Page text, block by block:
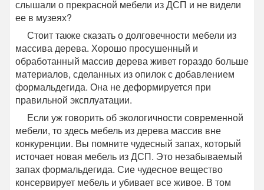
слышали о прекрасной мебели из ДСП и не видели
ее в музеях?
Стоит также сказать о долговечности мебели из
массива дерева. Хорошо просушенный и
обработанный массив дерева живет гораздо больше
материалов, сделанных из опилок с добавлением
формальдегида. Она не деформируется при
правильной эксплуатации.
Если уж говорить об экологичности современной
мебели, то здесь мебель из дерева массив вне
конкуренции. Вы помните чудесный запах, который
источает новая мебель из ДСП. Это незабываемый
запах формальдегида. Сие чудесное вещество
консервирует мебель и убивает все живое. В том